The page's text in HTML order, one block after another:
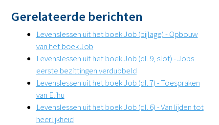
Gerelateerde berichten
Levenslessen uit het boek Job (bijlage) - Opbouw
van het boek Job
Levenslessen uit het boek Job (dl. 9, slot) - Jobs
eerste bezittingen verdubbeld
Levenslessen uit het boek Job (dl. 7) - Toespraken
van Elihu
Levenslessen uit het boek Job (dl. 6) - Van lijden tot
heerlijkheid